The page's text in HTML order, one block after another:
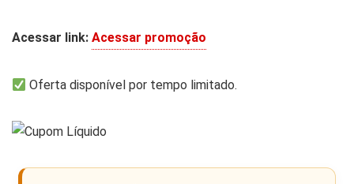
Acessar link: Acessar promoção
Oferta disponível por tempo limitado.